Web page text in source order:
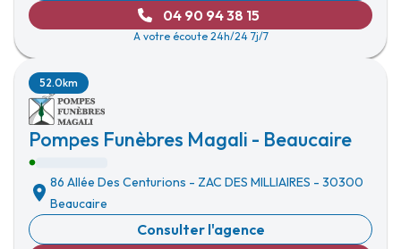
04 90 94 38 15
A votre écoute 24h/24 7j/7
Pompes Funèbres Magali - Beaucaire
52.0km
86 Allée Des Centurions - ZAC DES MILLIAIRES - 30300
Beaucaire
Consulter l'agence